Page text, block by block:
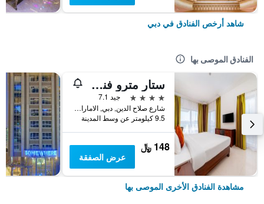
شاهد أرخص الفنادق في دبي
الفنادق الموصى بها
ستار مترو فندق ديرة دبي
4 نجوم
جيد 7.1
شارع صلاح الدين, دبي, الامارات العربية المتحدة
9.5 كيلومتر عن وسط المدينة
148 ﷼
عرض الصفقة
مشاهدة الفنادق الأخرى الموصى بها